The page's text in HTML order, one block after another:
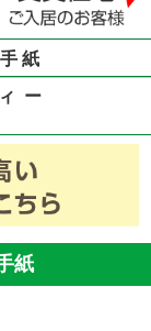
紙
ー
紙